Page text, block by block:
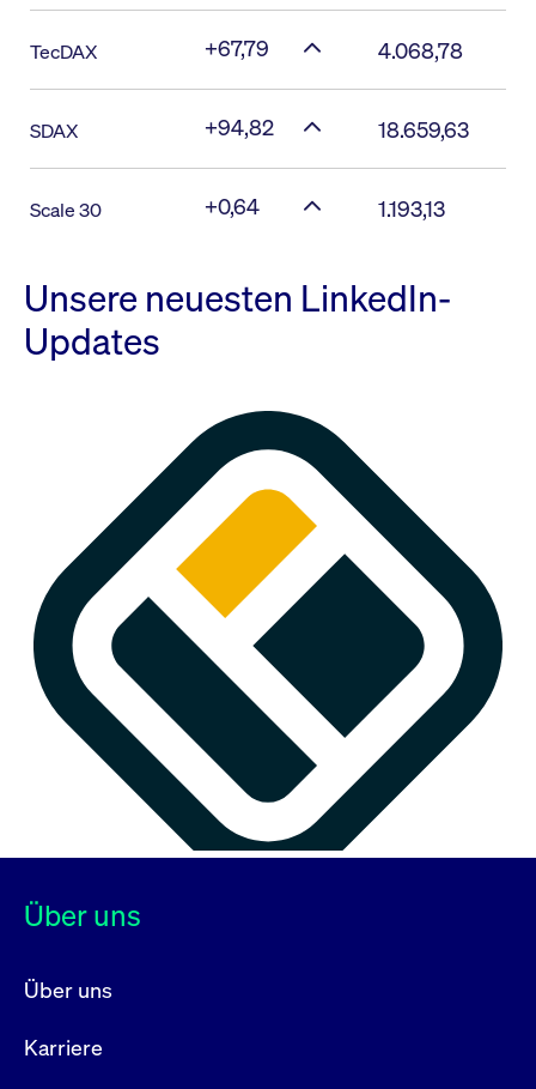
TecDAX +67,79 4.068,78
SDAX +94,82 18.659,63
Scale 30 +0,64 1.193,13
Unsere neuesten LinkedIn-
Updates
Über uns
Über uns
Karriere